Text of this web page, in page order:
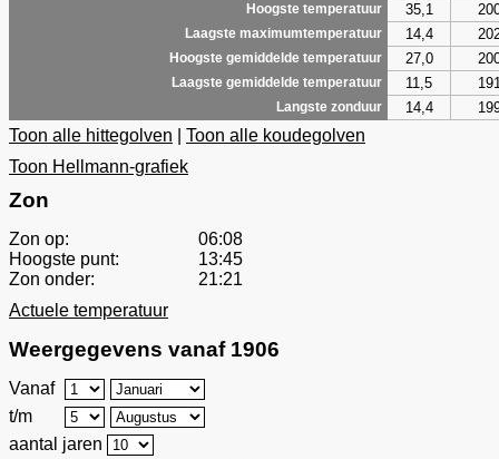
Hoogste temperatuur
35,1
Laagste maximumtemperatuur 14,4
Hoogste gemiddelde temperatuur 27,0
Laagste gemiddelde temperatuur 11,5
Langste zonduur 14,4
Toon alle hittegolven
Toon alle koudegolven
Toon Hellmann-grafiek
Zon
Zon op:
06:08
Hoogste punt:
13:45
Zon onder:
21:21
Actuele temperatuur
Weergegevens vanaf 1906
Vanaf
t/m
aantal jaren